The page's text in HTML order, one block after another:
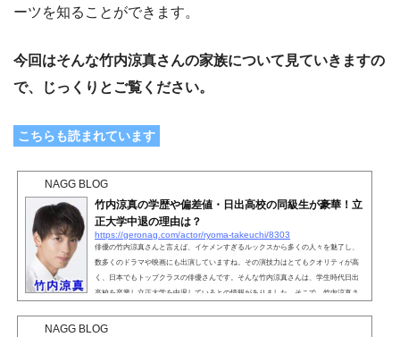
ーツを知ることができます。
今回はそんな竹内涼真さんの家族について見ていきますの
で、じっくりとご覧ください。
こちらも読まれています
NAGG BLOG
竹内涼真の学歴や偏差値・日出高校の同級生が豪華！立
正大学中退の理由は？
https://geronag.com/actor/ryoma-takeuchi/8303
俳優の竹内涼真さんと言えば、イケメンすぎるルックスから多くの人々を魅了し、
数多くのドラマや映画にも出演していますね。その演技力はとてもクオリティが高
く、日本でもトップクラスの俳優さんです。そんな竹内涼真さんは、学生時代日出
高校を卒業し立正大学を中退しているとの情報がありました。そこで、竹内涼真さ
も読まれています。竹内涼真の学歴や偏差値・日出高校（目黒日本大学高等学
NAGG BLOG